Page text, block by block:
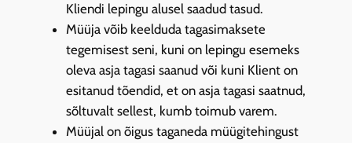
Kliendi lepingu alusel saadud tasud.
Müüja võib keelduda tagasimaksete
tegemisest seni, kuni on lepingu esemeks
oleva asja tagasi saanud või kuni Klient on
esitanud tõendid, et on asja tagasi saatnud,
sõltuvalt sellest, kumb toimub varem.
Müüjal on õigus taganeda müügitehingust